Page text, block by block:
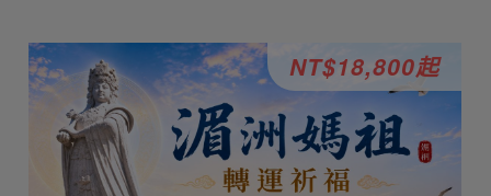
NT$18,800起